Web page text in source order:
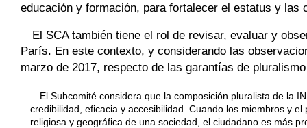
educación y formación, para fortalecer el estatus y las
El SCA también tiene el rol de revisar, evaluar y
París. En este contexto, y considerando las
marzo de 2017, respecto de las garantías de
El Subcomité considera que la composición pluralista de la
credibilidad, eficacia y accesibilidad. Cuando los miembros y
religiosa y geográfica de una sociedad, el ciudadano es más